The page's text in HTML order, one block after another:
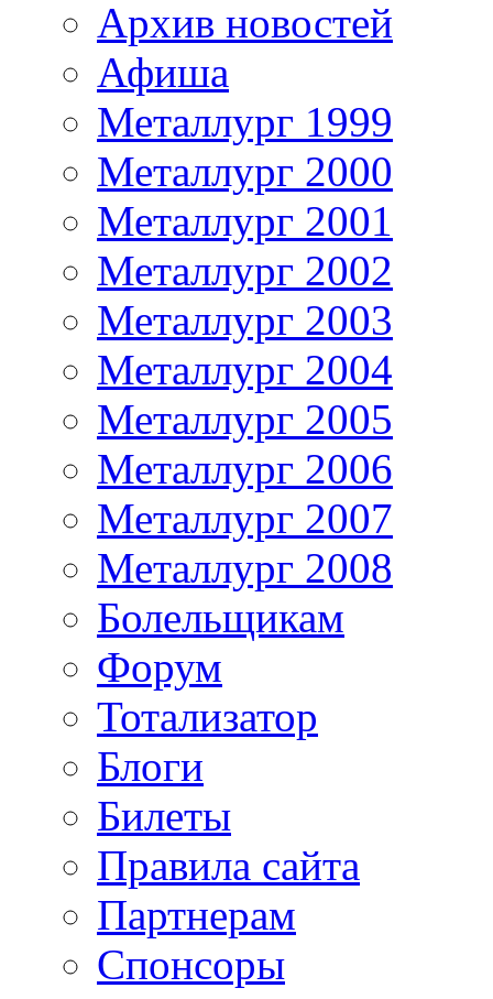
Архив новостей
Афиша
Металлург 1999
Металлург 2000
Металлург 2001
Металлург 2002
Металлург 2003
Металлург 2004
Металлург 2005
Металлург 2006
Металлург 2007
Металлург 2008
Болельщикам
Форум
Тотализатор
Блоги
Билеты
Правила сайта
Партнерам
Спонсоры